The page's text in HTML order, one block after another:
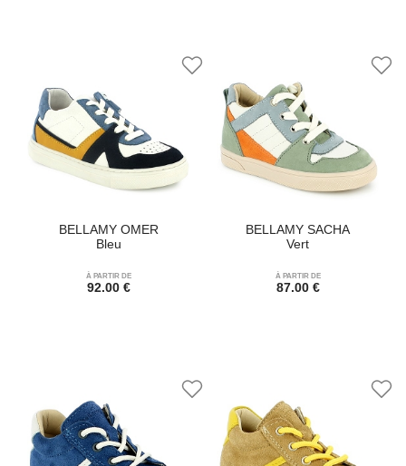
BELLAMY OMER
Bleu
À PARTIR DE
92.00 €
BELLAMY SACHA
Vert
À PARTIR DE
87.00 €